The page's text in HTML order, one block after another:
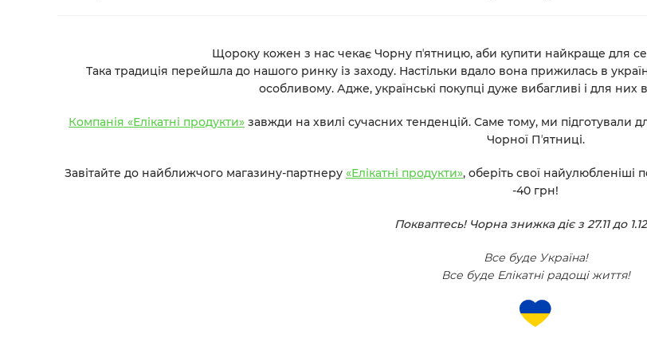
Щороку кожен з нас чекає Чорну пʼятницю, аби купити найкраще для
Така традиція перейшла до нашого ринку із заходу. Настільки вдало вона прижилась в
особливому. Адже, українські покупці дуже вибагливі і для них
Компанія «Елікатні продукти» завжди на хвилі сучасних тенденцій. Саме тому, ми підготували
Чорної Пʼятниці.
Завітайте до найближчого магазину-партнеру «Елікатні продукти», оберіть свої найулюбленіші
-40 грн!
Покваптесь! Чорна знижка діє з 27.11 до
Все буде Україна!
Все буде Елікатні радощі життя!